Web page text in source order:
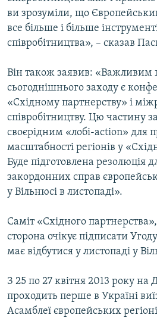
ви зрозуміли, що
все більше і більше
співробітництва», – сказав
Він також заявив: «Важливим
сьогоднішнього заходу є
«Східному партнерству» і
співробітництву. Цю частину
своєрідним «лобі-action» для
масштабності регіонів у
Буде підготовлена резолюція
закордонних справ
у Вільнюсі в листопаді».
Саміт «Східного
сторона очікує підписати
має відбутися у листопаді у
З 25 по 27 квітня 2013 року на
проходить перше в Україні
Асамблеї європейських